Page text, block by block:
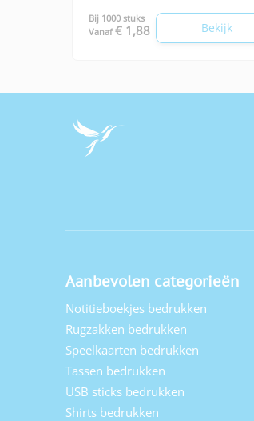
Bij 1000 stuks
Vanaf € 1,88 Bekijk
Aanbevolen categorieën
Notitieboekjes bedrukken
Rugzakken bedrukken
Speelkaarten bedrukken
Tassen bedrukken
USB sticks bedrukken
Shirts bedrukken